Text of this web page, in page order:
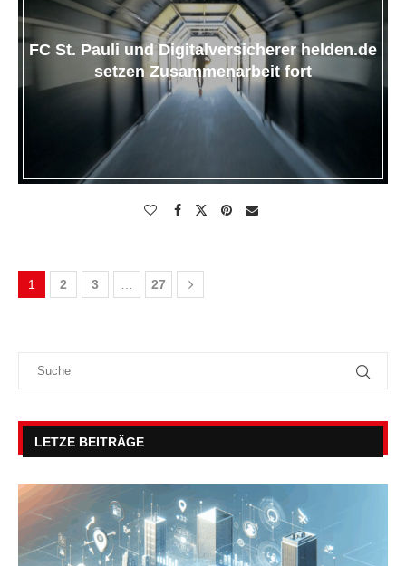
FC St. Pauli und Digitalversicherer helden.de
setzen Zusammenarbeit fort
1 2 3 27
LETZE BEITRÄGE